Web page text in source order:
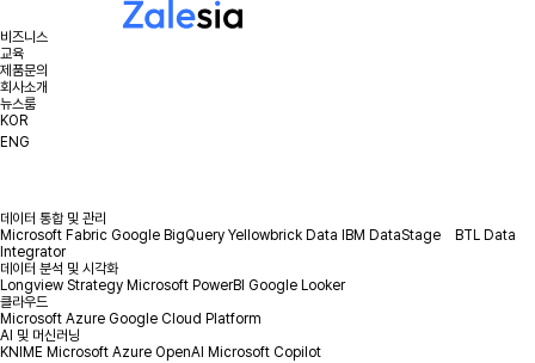
비즈니스
교육
제품문의
회사소개
뉴스룸
KOR
ENG
데이터 통합 및 관리
Microsoft Fabric Google BigQuery Yellowbrick Data IBM DataStage
BTL Data
Integrator
데이터 분석 및 시각화
Longview Strategy Microsoft PowerBI Google Looker
클라우드
Microsoft Azure Google Cloud Platform
AI 및 머신러닝
KNIME Microsoft Azure OpenAI Microsoft Copilot